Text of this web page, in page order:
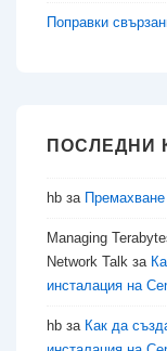
Поправки
ПОСЛЕДНИ
hb за
Managing
Network Talk за
инсталация на
hb за Как да